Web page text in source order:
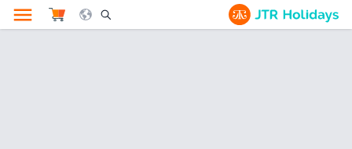
Search Opener Icon